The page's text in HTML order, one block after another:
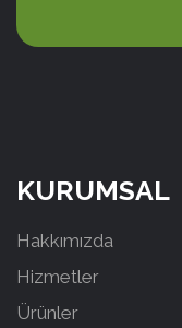
KURUMSAL
Hakkımızda
Hizmetler
Ürünler